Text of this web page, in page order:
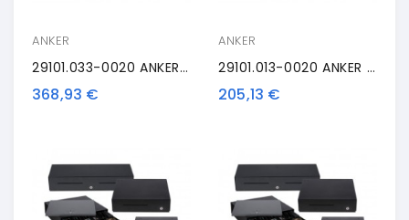
ANKER
29101.033-0020 ANKER MDX42, Antracite
368,93 €
ANKER
29101.013-0020 ANKER MDX39, Antracite
205,13 €